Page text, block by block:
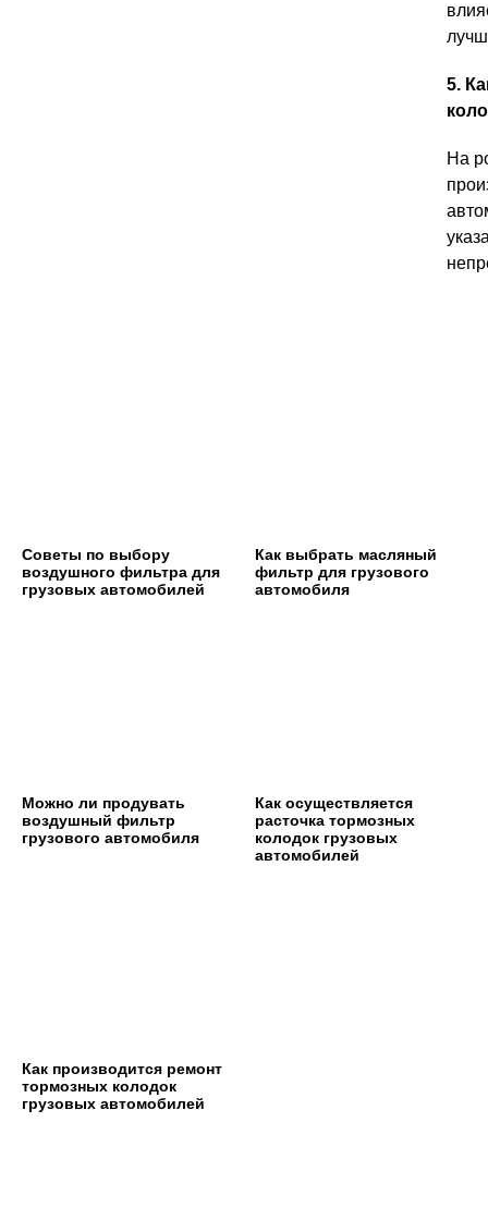
5.
На
Советы по выбору
воздушного фильтра для
грузовых автомобилей
Как выбрать масляный
фильтр для грузового
автомобиля
Можно ли продувать
воздушный фильтр
грузового автомобиля
Как осуществляется
расточка тормозных
колодок грузовых
автомобилей
Как производится ремонт
тормозных колодок
грузовых автомобилей